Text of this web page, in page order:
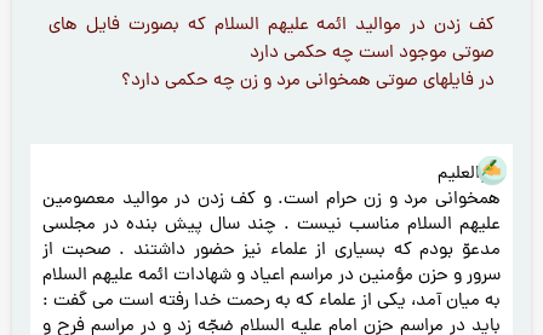
كف زدن در مواليد ائمه علیهم السلام كه بصورت فايل هاي
صوتي موجود است چه حكمي دارد
در فايلهاي صوتي همخواني مرد و زن چه حكمي دارد؟
هوالعلیم
همخوانی مرد و زن حرام است. و کف زدن در موالید معصومین
علیهم السلام مناسب نیست . چند سال پیش بنده در مجلسی
مدعوّ بودم که بسیاری از علماء نیز حضور داشتند . صحبت از
سرور و حزن مؤمنین در مراسم اعیاد و شهادات ائمه علیهم السلام
به میان آمد، یکی از علماء که به رحمت خدا رفته است می گفت :
باید در مراسم حزن امام علیه السلام ضجّه زد و در مراسم فرح و